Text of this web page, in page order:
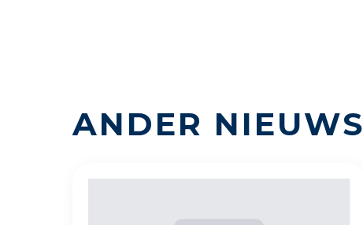
ANDER NIEUWS